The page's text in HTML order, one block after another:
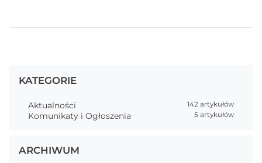
KATEGORIE
Aktualności 142 artykułów
Komunikaty i Ogłoszenia 5 artykułów
ARCHIWUM